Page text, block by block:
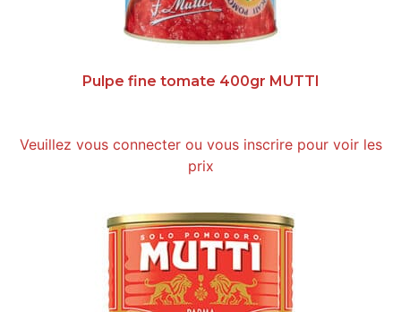
Pulpe fine tomate 400gr MUTTI
Veuillez vous connecter ou vous inscrire pour voir les
prix